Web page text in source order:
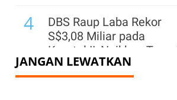
4
DBS Raup Laba Rekor
S$3,08 Miliar pada
Kuartal II, Naikkan
2026
JANGAN LEWATKAN